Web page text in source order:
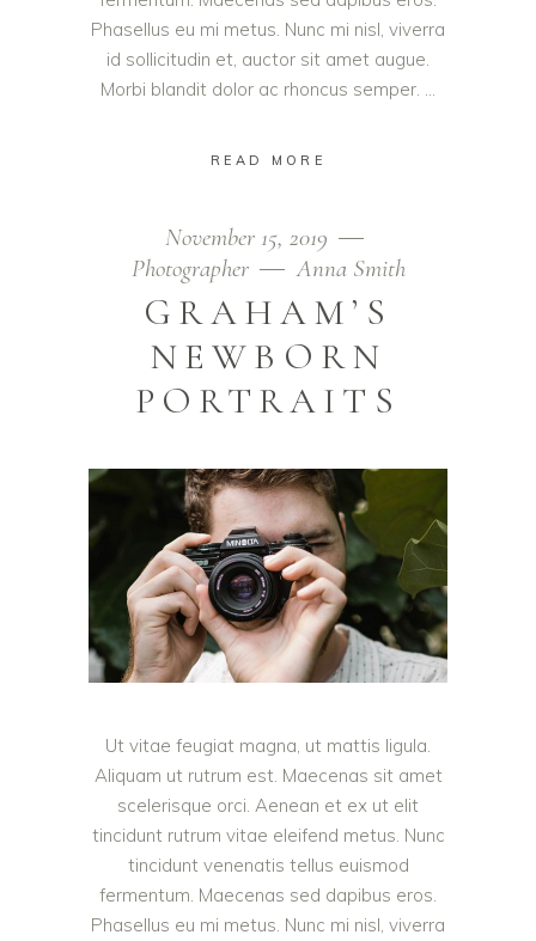
Phasellus eu mi metus. Nunc mi nisl, viverra
id sollicitudin et, auctor sit amet augue.
Morbi blandit dolor ac rhoncus semper.
READ MORE
November 15, 2019
Photographer
Anna Smith
GRAHAM’S
NEWBORN
PORTRAITS
Ut vitae feugiat magna, ut mattis ligula.
Aliquam ut rutrum est. Maecenas sit amet
scelerisque orci. Aenean et ex ut elit
tincidunt rutrum vitae eleifend metus. Nunc
tincidunt venenatis tellus euismod
fermentum. Maecenas sed dapibus eros.
Phasellus eu mi metus. Nunc mi nisl, viverra